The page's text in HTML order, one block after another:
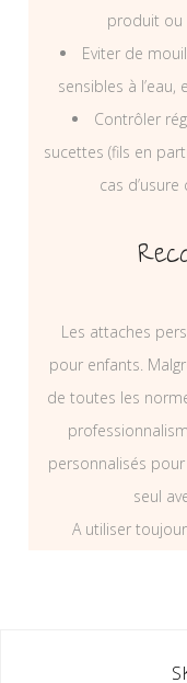
produit ou
Eviter de
sensibles à
Contrôler
sucettes (fils en
cas
Les attaches
pour enfants.
de toutes les
personnalisés
seul
A utiliser